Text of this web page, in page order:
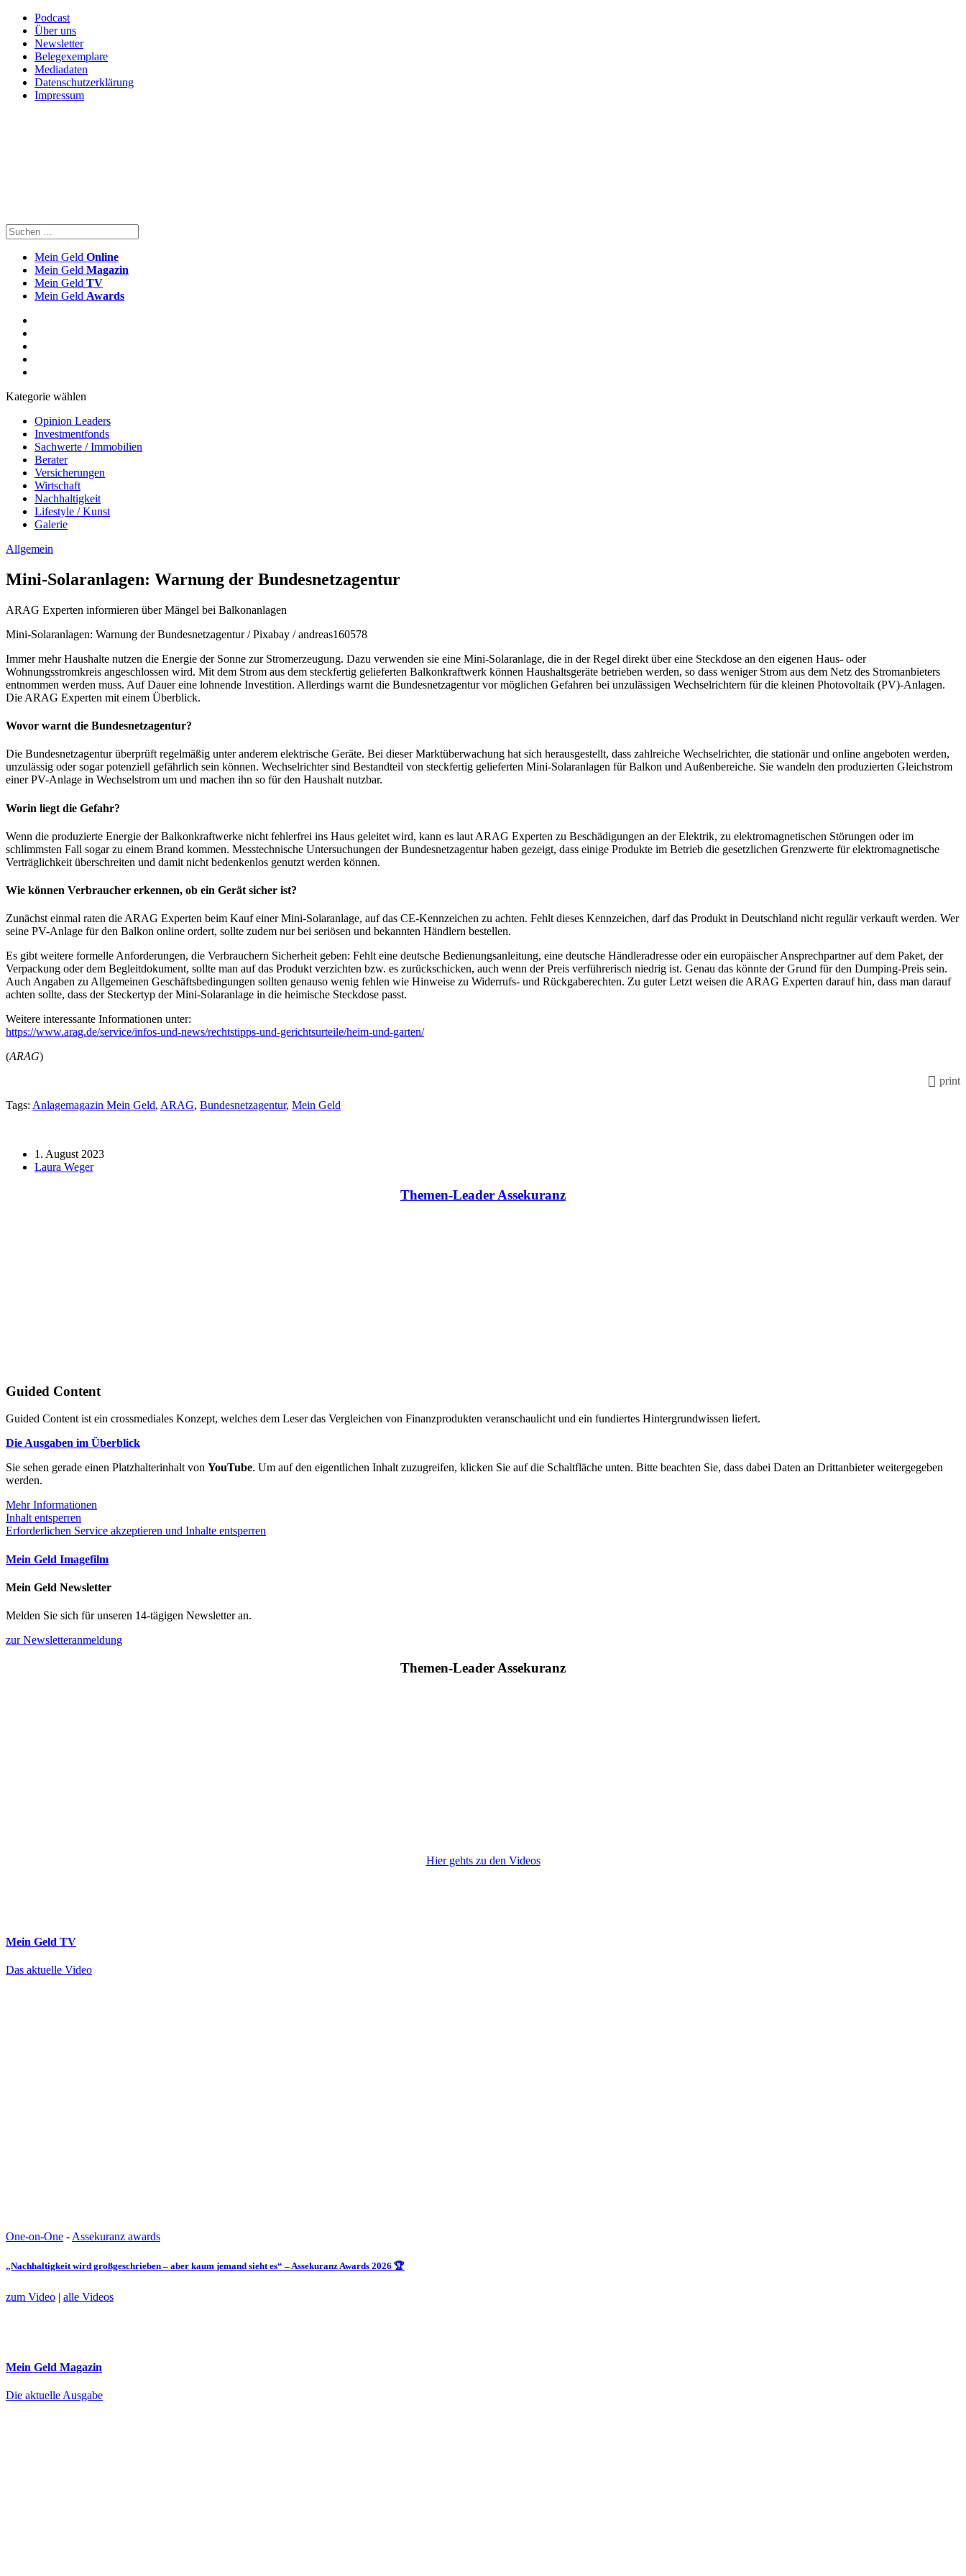
Podcast
Über uns
Newsletter
Belegexemplare
Mediadaten
Datenschutzerklärung
Impressum
Mein Geld Online
Mein Geld Magazin
Mein Geld TV
Mein Geld Awards
Kategorie wählen
Opinion Leaders
Investmentfonds
Sachwerte / Immobilien
Berater
Versicherungen
Wirtschaft
Nachhaltigkeit
Lifestyle / Kunst
Galerie
Allgemein
Mini-Solaranlagen: Warnung der Bundesnetzagentur
ARAG Experten informieren über Mängel bei Balkonanlagen
Mini-Solaranlagen: Warnung der Bundesnetzagentur / Pixabay / andreas160578
Immer mehr Haushalte nutzen die Energie der Sonne zur Stromerzeugung. Dazu verwenden sie eine Mini-Solaranlage, die in der Regel direkt über eine Steckdose an den eigenen Haus- oder
Wohnungsstromkreis angeschlossen wird. Mit dem Strom aus dem steckfertig gelieferten Balkonkraftwerk können Haushaltsgeräte betrieben werden, so dass weniger Strom aus dem Netz des Stromanbieters
entnommen werden muss. Auf Dauer eine lohnende Investition. Allerdings warnt die Bundesnetzagentur vor möglichen Gefahren bei unzulässigen Wechselrichtern für die kleinen Photovoltaik (PV)-Anlagen.
Die ARAG Experten mit einem Überblick.
Wovor warnt die Bundesnetzagentur?
Die Bundesnetzagentur überprüft regelmäßig unter anderem elektrische Geräte. Bei dieser Marktüberwachung hat sich herausgestellt, dass zahlreiche Wechselrichter, die stationär und online angeboten werden,
unzulässig oder sogar potenziell gefährlich sein können. Wechselrichter sind Bestandteil von steckfertig gelieferten Mini-Solaranlagen für Balkon und Außenbereiche. Sie wandeln den produzierten Gleichstrom
einer PV-Anlage in Wechselstrom um und machen ihn so für den Haushalt nutzbar.
Worin liegt die Gefahr?
Wenn die produzierte Energie der Balkonkraftwerke nicht fehlerfrei ins Haus geleitet wird, kann es laut ARAG Experten zu Beschädigungen an der Elektrik, zu elektromagnetischen Störungen oder im
schlimmsten Fall sogar zu einem Brand kommen. Messtechnische Untersuchungen der Bundesnetzagentur haben gezeigt, dass einige Produkte im Betrieb die gesetzlichen Grenzwerte für elektromagnetische
Verträglichkeit überschreiten und damit nicht bedenkenlos genutzt werden können.
Wie können Verbraucher erkennen, ob ein Gerät sicher ist?
Zunächst einmal raten die ARAG Experten beim Kauf einer Mini-Solaranlage, auf das CE-Kennzeichen zu achten. Fehlt dieses Kennzeichen, darf das Produkt in Deutschland nicht regulär verkauft werden. Wer
seine PV-Anlage für den Balkon online ordert, sollte zudem nur bei seriösen und bekannten Händlern bestellen.
Es gibt weitere formelle Anforderungen, die Verbrauchern Sicherheit geben: Fehlt eine deutsche Bedienungsanleitung, eine deutsche Händleradresse oder ein europäischer Ansprechpartner auf dem Paket, der
Verpackung oder dem Begleitdokument, sollte man auf das Produkt verzichten bzw. es zurückschicken, auch wenn der Preis verführerisch niedrig ist. Genau das könnte der Grund für den Dumping-Preis sein.
Auch Angaben zu Allgemeinen Geschäftsbedingungen sollten genauso wenig fehlen wie Hinweise zu Widerrufs- und Rückgaberechten. Zu guter Letzt weisen die ARAG Experten darauf hin, dass man darauf
achten sollte, dass der Steckertyp der Mini-Solaranlage in die heimische Steckdose passt.
Weitere interessante Informationen unter:
https://www.arag.de/service/infos-und-news/rechtstipps-und-gerichtsurteile/heim-und-garten/
(ARAG)
print
Tags: Anlagemagazin Mein Geld, ARAG, Bundesnetzagentur, Mein Geld
1. August 2023
Laura Weger
Themen-Leader Assekuranz
Guided Content
Guided Content ist ein crossmediales Konzept, welches dem Leser das Vergleichen von Finanzprodukten veranschaulicht und ein fundiertes Hintergrundwissen liefert.
Die Ausgaben im Überblick
Sie sehen gerade einen Platzhalterinhalt von YouTube. Um auf den eigentlichen Inhalt zuzugreifen, klicken Sie auf die Schaltfläche unten. Bitte beachten Sie, dass dabei Daten an Drittanbieter weitergegeben
werden.
Mehr Informationen
Inhalt entsperren
Erforderlichen Service akzeptieren und Inhalte entsperren
Mein Geld Imagefilm
Mein Geld Newsletter
Melden Sie sich für unseren 14-tägigen Newsletter an.
zur Newsletteranmeldung
Themen-Leader Assekuranz
Hier gehts zu den Videos
Mein Geld TV
Das aktuelle Video
One-on-One - Assekuranz awards
„Nachhaltigkeit wird großgeschrieben – aber kaum jemand sieht es“ – Assekuranz Awards 2026 🏆
zum Video | alle Videos
Mein Geld Magazin
Die aktuelle Ausgabe